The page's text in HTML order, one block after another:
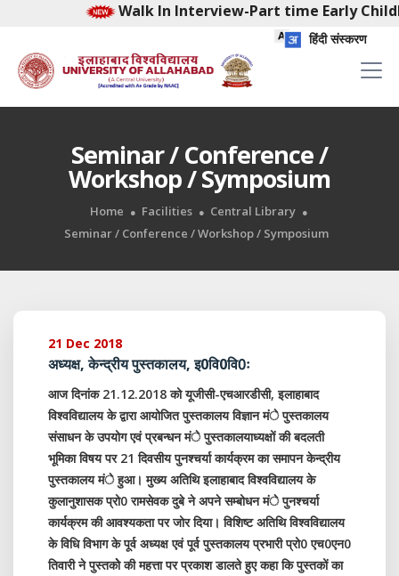
Walk In Interview-Part time Early
हिंदी संस्करण
Seminar / Conference /
Workshop / Symposium
Home Facilities
Central Library
Seminar / Conference / Workshop / Symposium
21 Dec 2018
अध्यक्ष, केन्द्रीय पुस्तकालय, इ0वि0वि0ः
आज दिनांक 21.12.2018 को यूजीसी-एचआरडीसी, इलाहाबाद
विश्वविद्यालय के द्वारा आयोजित पुस्तकालय विज्ञान मंे पुस्तकालय
संसाधन के उपयोग एवं प्रबन्धन मंे पुस्तकालयाध्यक्षों की बदलती
भूमिका विषय पर 21 दिवसीय पुनश्चर्या कार्यक्रम का समापन केन्द्रीय
पुस्तकालय मंे हुआ। मुख्य अतिथि इलाहाबाद विश्वविद्यालय के
कुलानुशासक प्रो0 रामसेवक दुबे ने अपने सम्बोधन मंे पुनश्चर्या
कार्यक्रम की आवश्यकता पर जोर दिया। विशिष्ट अतिथि विश्वविद्यालय
के विधि विभाग के पूर्व अध्यक्ष एवं पूर्व पुस्तकालय प्रभारी प्रो0 एच0एन0
तिवारी ने पुस्तकोे की महत्ता पर प्रकाश डालते हुए कहा कि पुस्तकों का